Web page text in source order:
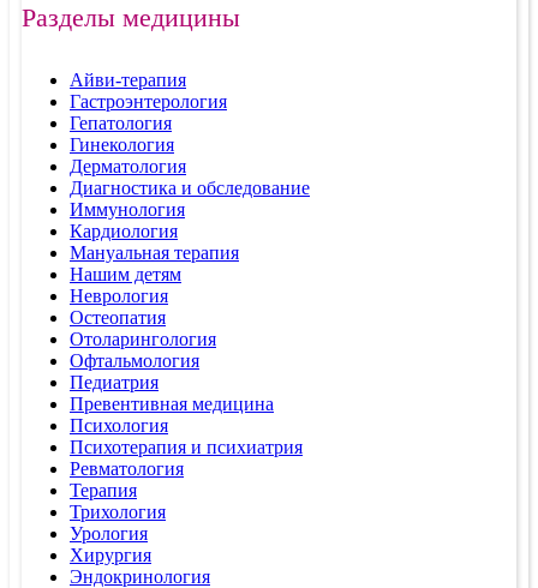
Разделы медицины
Айви-терапия
Гастроэнтерология
Гепатология
Гинекология
Дерматология
Диагностика и обследование
Иммунология
Кардиология
Мануальная терапия
Нашим детям
Неврология
Остеопатия
Отоларингология
Офтальмология
Педиатрия
Превентивная медицина
Психология
Психотерапия и психиатрия
Ревматология
Терапия
Трихология
Урология
Хирургия
Эндокринология